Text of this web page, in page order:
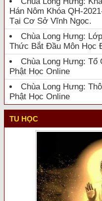
Hán Nôm Khóa QH-
Tại Cơ Sở Vĩnh Ngọc.
Chùa Long Hưng:
Thức Bắt Đầu Môn Học
Chùa Long Hưng:
Phật Học Online
Chùa Long Hưng:
Phật Học Online
TU HỌC